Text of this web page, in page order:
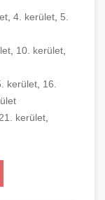
, 4. kerület, 5.
, 10. kerület,
kerület, 16.
kerület,